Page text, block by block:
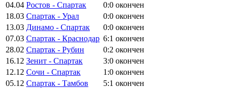
04.04 Ростов - Спартак 0:0 окончен
18.03 Спартак - Урал 0:0 окончен
13.03 Динамо - Спартак 0:0 окончен
07.03 Спартак - Краснодар 6:1 окончен
28.02 Спартак - Рубин 0:2 окончен
16.12 Зенит - Спартак 3:0 окончен
12.12 Сочи - Спартак 1:0 окончен
05.12 Спартак - Тамбов 5:1 окончен